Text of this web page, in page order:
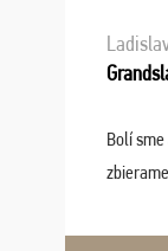
Bolí
osudu -